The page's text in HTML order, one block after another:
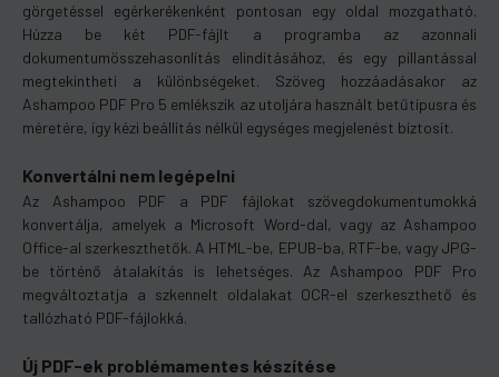
görgetéssel egérkerékenként pontosan egy oldal mozgatható.
Húzza be két PDF-fájlt a programba az azonnali
dokumentumösszehasonlítás elindításához, és egy pillantással
megtekintheti a különbségeket. Szöveg hozzáadásakor az
Ashampoo PDF Pro 5 emlékszik az utoljára használt betűtípusra és
méretére, így kézi beállítás nélkül egységes megjelenést biztosít.
Konvertálni nem legépelni
Az Ashampoo PDF a PDF fájlokat szövegdokumentumokká
konvertálja, amelyek a Microsoft Word-dal, vagy az Ashampoo
Office-al szerkeszthetők. A HTML-be, EPUB-ba, RTF-be, vagy JPG-
be történő átalakítás is lehetséges. Az Ashampoo PDF Pro
megváltoztatja a szkennelt oldalakat OCR-el szerkeszthető és
tallózható PDF-fájlokká.
Új PDF-ek problémamentes készítése